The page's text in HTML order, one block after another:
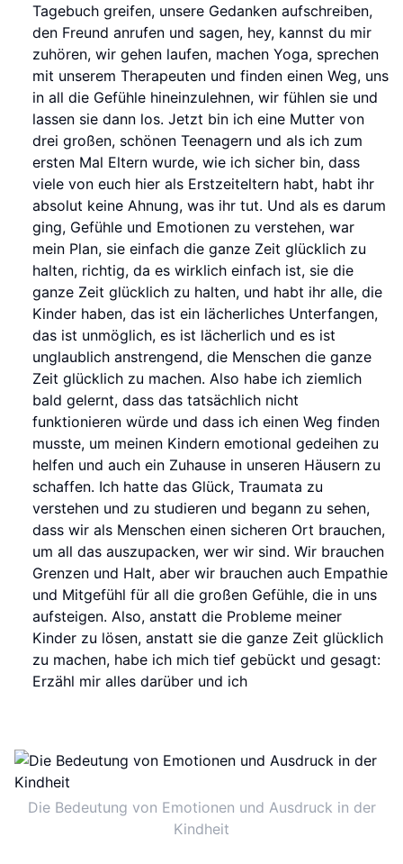
Tagebuch greifen, unsere Gedanken aufschreiben,
den Freund anrufen und sagen, hey, kannst du mir
zuhören, wir gehen laufen, machen Yoga, sprechen
mit unserem Therapeuten und finden einen Weg, uns
in all die Gefühle hineinzulehnen, wir fühlen sie und
lassen sie dann los. Jetzt bin ich eine Mutter von
drei großen, schönen Teenagern und als ich zum
ersten Mal Eltern wurde, wie ich sicher bin, dass
viele von euch hier als Erstzeiteltern habt, habt ihr
absolut keine Ahnung, was ihr tut. Und als es darum
ging, Gefühle und Emotionen zu verstehen, war
mein Plan, sie einfach die ganze Zeit glücklich zu
halten, richtig, da es wirklich einfach ist, sie die
ganze Zeit glücklich zu halten, und habt ihr alle, die
Kinder haben, das ist ein lächerliches Unterfangen,
das ist unmöglich, es ist lächerlich und es ist
unglaublich anstrengend, die Menschen die ganze
Zeit glücklich zu machen. Also habe ich ziemlich
bald gelernt, dass das tatsächlich nicht
funktionieren würde und dass ich einen Weg finden
musste, um meinen Kindern emotional gedeihen zu
helfen und auch ein Zuhause in unseren Häusern zu
schaffen. Ich hatte das Glück, Traumata zu
verstehen und zu studieren und begann zu sehen,
dass wir als Menschen einen sicheren Ort brauchen,
um all das auszupacken, wer wir sind. Wir brauchen
Grenzen und Halt, aber wir brauchen auch Empathie
und Mitgefühl für all die großen Gefühle, die in uns
aufsteigen. Also, anstatt die Probleme meiner
Kinder zu lösen, anstatt sie die ganze Zeit glücklich
zu machen, habe ich mich tief gebückt und gesagt:
Erzähl mir alles darüber und ich
Die Bedeutung von Emotionen und Ausdruck in der
Kindheit